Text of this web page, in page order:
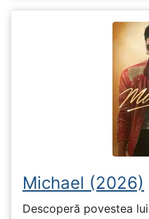
Michael (2026)
Descoperă povestea